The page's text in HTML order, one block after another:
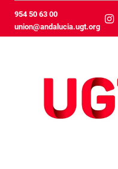
Zum Hauptinhalt springen
954 50 63 00
union@andalucia.ugt.org